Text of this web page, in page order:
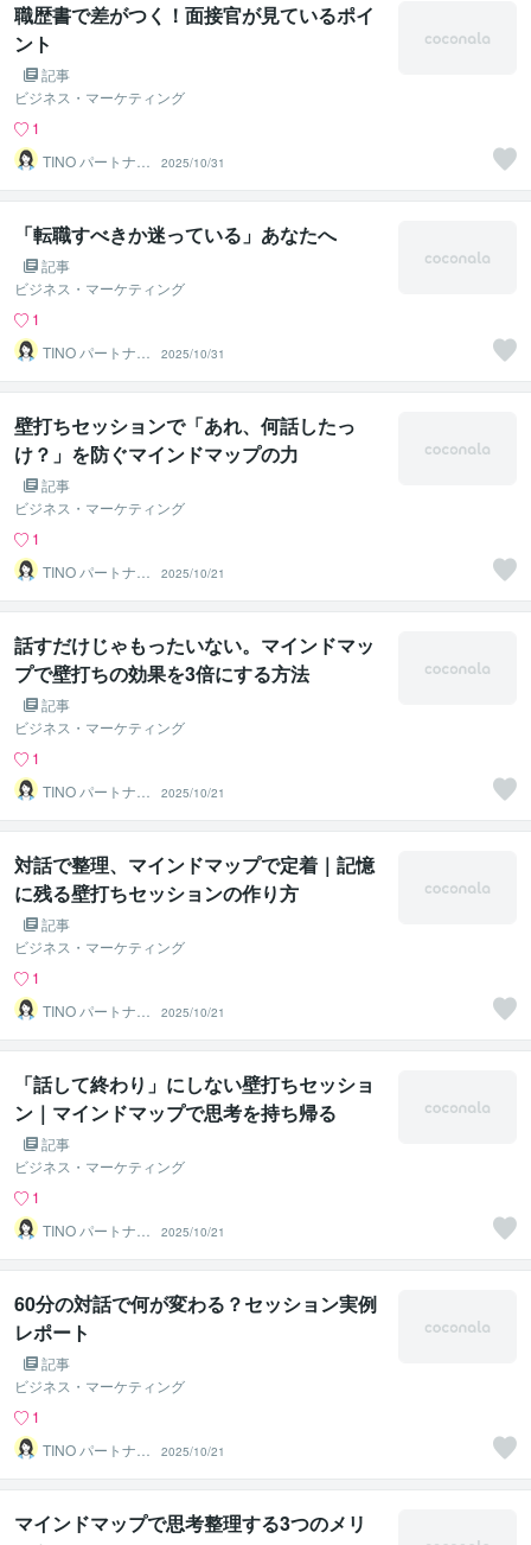
職歴書で差がつく！面接官が見ているポイ
ント
記事
ビジネス・マーケティング
1
TINO パートナー
2025/10/31
「転職すべきか迷っている」あなたへ
記事
ビジネス・マーケティング
1
TINO パートナー
2025/10/31
壁打ちセッションで「あれ、何話したっ
け？」を防ぐマインドマップの力
記事
ビジネス・マーケティング
1
TINO パートナー
2025/10/21
話すだけじゃもったいない。マインドマッ
プで壁打ちの効果を3倍にする方法
記事
ビジネス・マーケティング
1
TINO パートナー
2025/10/21
対話で整理、マインドマップで定着｜記憶
に残る壁打ちセッションの作り方
記事
ビジネス・マーケティング
1
TINO パートナー
2025/10/21
「話して終わり」にしない壁打ちセッショ
ン｜マインドマップで思考を持ち帰る
記事
ビジネス・マーケティング
1
TINO パートナー
2025/10/21
60分の対話で何が変わる？セッション実例
レポート
記事
ビジネス・マーケティング
1
TINO パートナー
2025/10/21
マインドマップで思考整理する3つのメリ